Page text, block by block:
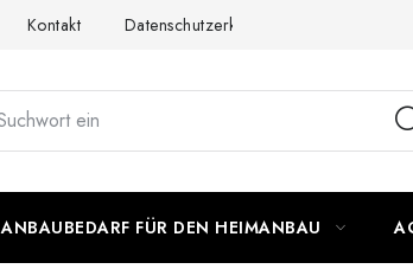
Kontakt Datenschutzerklärung
ANBAUBEDARF FÜR DEN HEIMANBAU